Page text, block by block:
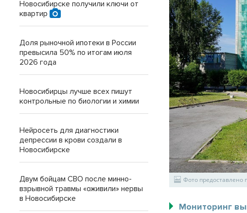
Фото предоставлено
Мониторинг
Новосибирске получили ключи от
квартир
Доля рыночной ипотеки в России
превысила 50% по итогам июля
2026 года
Новосибирцы лучше всех пишут
контрольные по биологии и химии
Нейросеть для диагностики
депрессии в крови создали в
Новосибирске
Двум бойцам СВО после минно-
взрывной травмы «оживили» нервы
в Новосибирске